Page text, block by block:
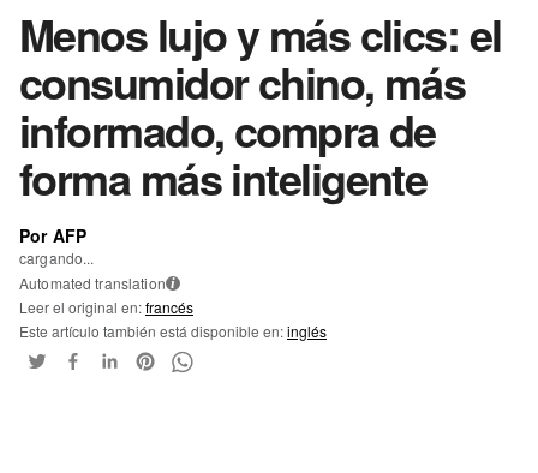
Menos lujo y más clics: el
consumidor chino, más
informado, compra de
forma más inteligente
Por AFP
cargando...
Automated translation i
Leer el original en:francés
Este artículo también está disponible en:inglés